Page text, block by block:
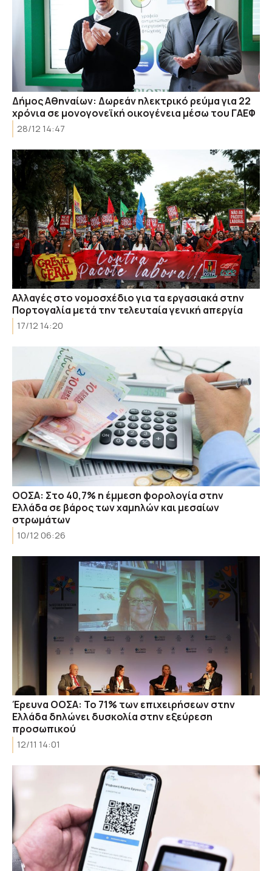
Δήμος Αθηναίων: Δωρεάν ηλεκτρικό ρεύμα για 22
χρόνια σε μονογονεϊκή οικογένεια μέσω του ΓΑΕΦ
28/12 14:47
Αλλαγές στο νομοσχέδιο για τα εργασιακά στην
Πορτογαλία μετά την τελευταία γενική απεργία
17/12 14:20
ΟΟΣΑ: Στο 40,7% η έμμεση φορολογία στην
Ελλάδα σε βάρος των χαμηλών και μεσαίων
στρωμάτων
10/12 06:26
Έρευνα ΟΟΣΑ: Το 71% των επιχειρήσεων στην
Ελλάδα δηλώνει δυσκολία στην εξεύρεση
προσωπικού
12/11 14:01